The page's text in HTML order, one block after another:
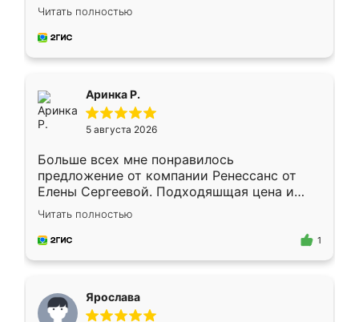
Замерщик приехал в субботу, подошёл к
делу со всей ответственностью. Собрали
за день, ребята работали аккуратно, даже
Читать полностью
Аринка Р.
5 августа 2026
Больше всех мне понравилось
предложение от компании Ренессанс от
Елены Сергеевой. Подходяшщая цена и
короткие сроки изготовления. Приехавший
для замера сотрудник Владислав
предложил по моему эскизу самый
Читать полностью
1
Ярослава